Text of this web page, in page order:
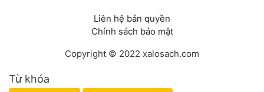
Liên hệ bản quyền
Chính sách bảo mật
Copyright © 2022 xalosach.com
Từ khóa